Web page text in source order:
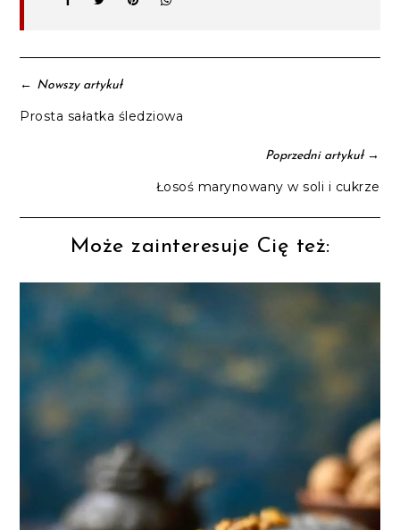
← Nowszy artykuł
Prosta sałatka śledziowa
Poprzedni artykuł→
Łosoś marynowany w soli i cukrze
Może zainteresuje Cię też: